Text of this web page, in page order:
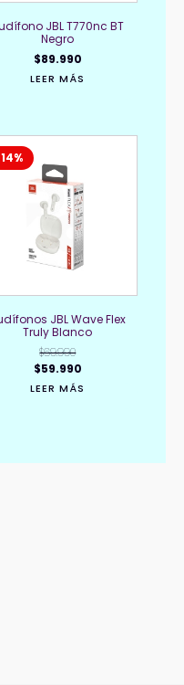
JBL T770nc BT
Negro
$89.990
LEER MÁS
JBL Wave Flex
Truly Blanco
$69.990
El
precio
$59.990El
precio
LEER MÁS